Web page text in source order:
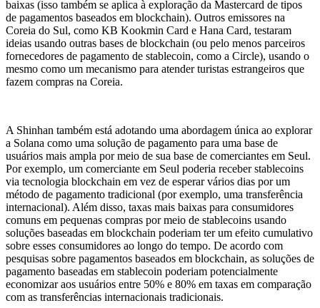
baixas (isso também se aplica à exploração da Mastercard de tipos
de pagamentos baseados em blockchain). Outros emissores na
Coreia do Sul, como KB Kookmin Card e Hana Card, testaram
ideias usando outras bases de blockchain (ou pelo menos parceiros
fornecedores de pagamento de stablecoin, como a Circle), usando o
mesmo como um mecanismo para atender turistas estrangeiros que
fazem compras na Coreia.
A Shinhan também está adotando uma abordagem única ao explorar
a Solana como uma solução de pagamento para uma base de
usuários mais ampla por meio de sua base de comerciantes em Seul.
Por exemplo, um comerciante em Seul poderia receber stablecoins
via tecnologia blockchain em vez de esperar vários dias por um
método de pagamento tradicional (por exemplo, uma transferência
internacional). Além disso, taxas mais baixas para consumidores
comuns em pequenas compras por meio de stablecoins usando
soluções baseadas em blockchain poderiam ter um efeito cumulativo
sobre esses consumidores ao longo do tempo. De acordo com
pesquisas sobre pagamentos baseados em blockchain, as soluções de
pagamento baseadas em stablecoin poderiam potencialmente
economizar aos usuários entre 50% e 80% em taxas em comparação
com as transferências internacionais tradicionais.